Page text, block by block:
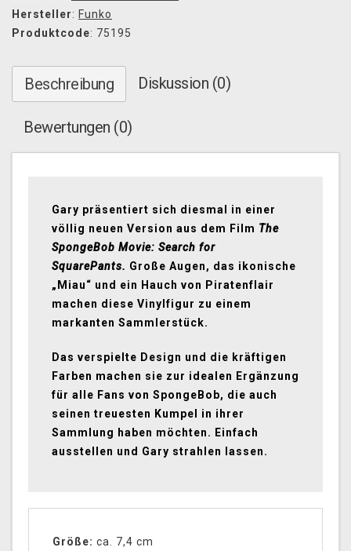
Hersteller: Funko
Produktcode: 75195
Beschreibung Diskussion (0)
Bewertungen (0)
Gary präsentiert sich diesmal in einer
völlig neuen Version aus dem Film The
SpongeBob Movie: Search for
SquarePants. Große Augen, das ikonische
„Miau“ und ein Hauch von Piratenflair
machen diese Vinylfigur zu einem
markanten Sammlerstück.
Das verspielte Design und die kräftigen
Farben machen sie zur idealen Ergänzung
für alle Fans von SpongeBob, die auch
seinen treuesten Kumpel in ihrer
Sammlung haben möchten. Einfach
ausstellen und Gary strahlen lassen.
Größe: ca. 7,4 cm